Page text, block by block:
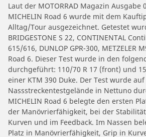
Laut der MOTORRAD Magazin Ausgabe
MICHELIN Road 6 wurde mit dem
Alltag/Tour ausgezeichnet. Getestet
BRIDGESTONE S 22, CONTINENTAL
615/616, DUNLOP GPR-300, METZELER
Road 6. Dieser Test wurde in den
durchgeführt: 110/70 R 17 (front) und
einer KTM 390 Duke. Der Test wurde
Nassstreckentestgelände in Nettuno
MICHELIN Road 6 belegte den ersten
der Manövrierfähigkeit, bei der
Kurven und im Feedback. Im Nassen
Platz in Manövrierfähigkeit, Grip in